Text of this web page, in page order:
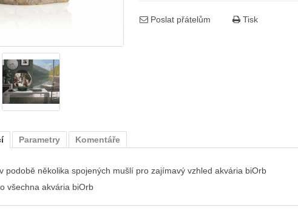
Poslat přátelům Tisk
Parametry Komentáře
podobě několika spojených mušlí pro zajímavý vzhled akvária biOrb
všechna akvária biOrb